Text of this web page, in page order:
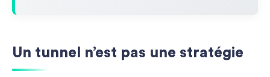
Un tunnel n’est pas une stratégie